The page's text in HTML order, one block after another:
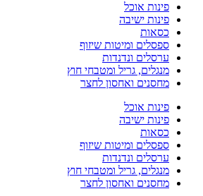
פינות אוכל
פינות ישיבה
כסאות
ספסלים ומיטות שיזוף
ערסלים ונדנדות
מנגלים, גריל ומטבחי חוץ
מחסנים ואחסון לחצר
פינות אוכל
פינות ישיבה
כסאות
ספסלים ומיטות שיזוף
ערסלים ונדנדות
מנגלים, גריל ומטבחי חוץ
מחסנים ואחסון לחצר